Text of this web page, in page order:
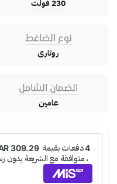
230 فولت
نوع الضاغط
روتارى
الضمان الشامل
عامين